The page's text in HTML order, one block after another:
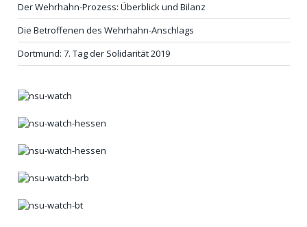
Der Wehrhahn-Prozess: Überblick und Bilanz
Die Betroffenen des Wehrhahn-Anschlags
Dortmund: 7. Tag der Solidarität 2019